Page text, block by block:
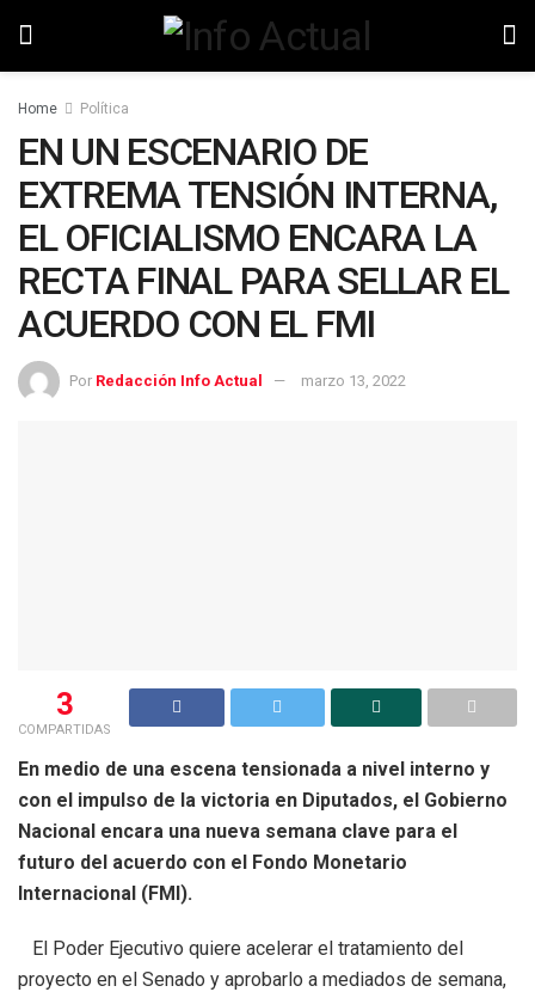
Home Política
EN UN ESCENARIO DE
EXTREMA TENSIÓN INTERNA,
EL OFICIALISMO ENCARA LA
RECTA FINAL PARA SELLAR EL
ACUERDO CON EL FMI
Por Redacción Info Actual marzo 13, 2022
3
COMPARTIDAS
En medio de una escena tensionada a nivel interno y
con el impulso de la victoria en Diputados, el Gobierno
Nacional encara una nueva semana clave para el
futuro del acuerdo con el Fondo Monetario
Internacional (FMI).
El Poder Ejecutivo quiere acelerar el tratamiento del
proyecto en el Senado y aprobarlo a mediados de semana,